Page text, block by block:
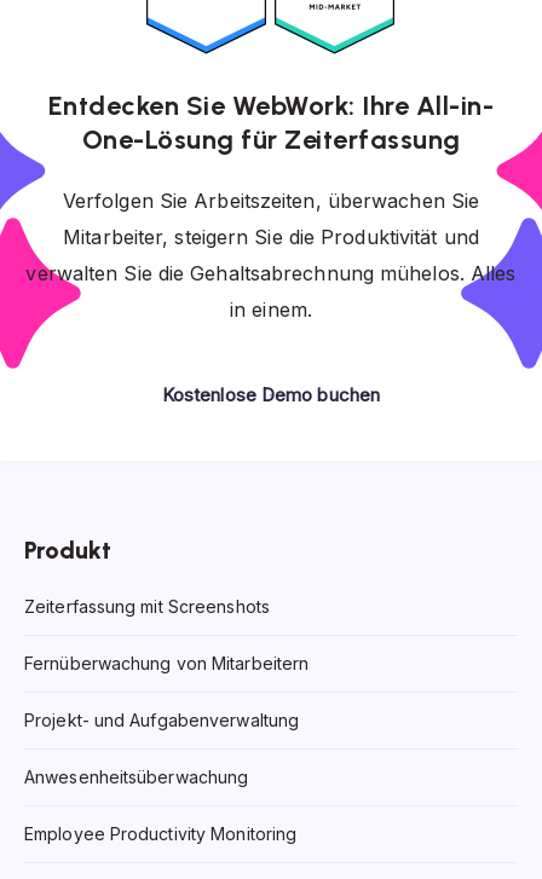
Entdecken Sie WebWork: Ihre All-in-
One-Lösung für Zeiterfassung
Verfolgen Sie Arbeitszeiten, überwachen Sie
Mitarbeiter, steigern Sie die Produktivität und
verwalten Sie die Gehaltsabrechnung mühelos. Alles
in einem.
Kostenlose Demo buchen
Produkt
Zeiterfassung mit Screenshots
Fernüberwachung von Mitarbeitern
Projekt- und Aufgabenverwaltung
Anwesenheitsüberwachung
Employee Productivity Monitoring